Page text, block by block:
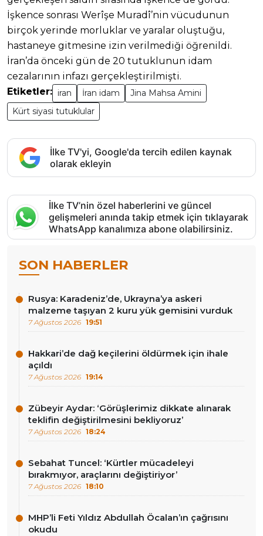
İşkence sonrası Werîşe Muradî’nin vücudunun
birçok yerinde morluklar ve yaralar oluştuğu,
hastaneye gitmesine izin verilmediği öğrenildi.
İran’da önceki gün de 20 tutuklunun idam
cezalarının infazı gerçekleştirilmişti.
Etiketler: iran İran idam
Jina Mahsa Amini
Kürt siyasi tutuklular
İlke TV'yi, Google'da tercih edilen kaynak
olarak ekleyin
İlke TV’nin özel haberlerini ve güncel
gelişmeleri anında takip etmek için tıklayarak
WhatsApp kanalımıza abone olabilirsiniz.
SON HABERLER
Rusya: Karadeniz’de, Ukrayna’ya askeri
malzeme taşıyan 2 kuru yük gemisini vurduk
7 Ağustos 2026 19:51
Hakkari’de dağ keçilerini öldürmek için ihale
açıldı
7 Ağustos 2026 19:14
Zübeyir Aydar: ‘Görüşlerimiz dikkate alınarak
teklifin değiştirilmesini bekliyoruz’
7 Ağustos 2026 18:24
Sebahat Tuncel: ‘Kürtler mücadeleyi
bırakmıyor, araçlarını değiştiriyor’
7 Ağustos 2026 18:10
MHP’li Feti Yıldız Abdullah Öcalan’ın çağrısını
okudu